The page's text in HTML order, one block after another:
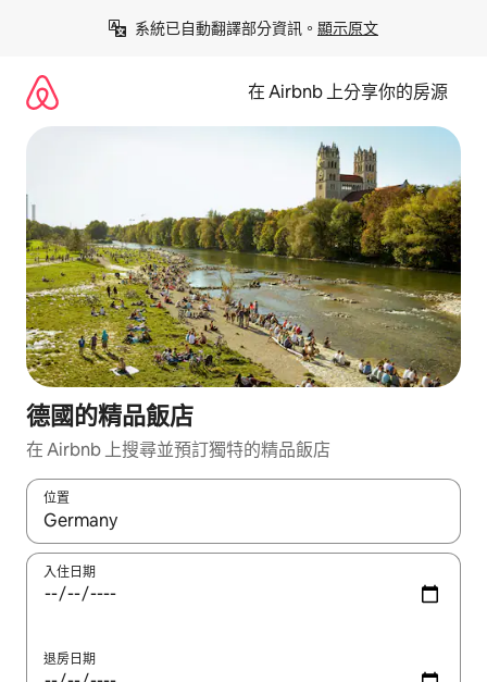
系統已自動翻譯部分資訊。 顯示原文
在 Airbnb 上分享你的房源
德國的精品飯店
在 Airbnb 上搜尋並預訂獨特的精品飯店
位置
如有搜尋結果，瀏覽內容時請使用上下箭頭，或輕點、滑動裝置。
入住日期
退房日期